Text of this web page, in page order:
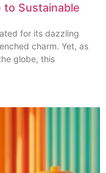
to Sustainable
for its dazzling
charm. Yet, as
globe, this